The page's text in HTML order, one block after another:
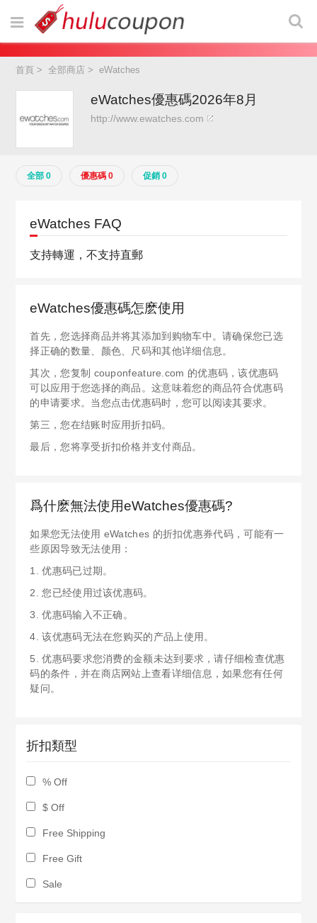
首頁 >全部商店 >eWatches
eWatches優惠碼2026年8月
http://www.ewatches.com
全部 0 優惠碼 0 促銷 0
eWatches FAQ
支持轉運，不支持直郵
eWatches優惠碼怎麽使用
首先，您选择商品并将其添加到购物车中。请确保您已选
择正确的数量、颜色、尺码和其他详细信息。
其次，您复制 couponfeature.com 的优惠码，该优惠码
可以应用于您选择的商品。这意味着您的商品符合优惠码
的申请要求。当您点击优惠码时，您可以阅读其要求。
第三，您在结账时应用折扣码。
最后，您将享受折扣价格并支付商品。
爲什麽無法使用eWatches優惠碼?
如果您无法使用 eWatches 的折扣优惠券代码，可能有一
些原因导致无法使用：
1. 优惠码已过期。
2. 您已经使用过该优惠码。
3. 优惠码输入不正确。
4. 该优惠码无法在您购买的产品上使用。
5. 优惠码要求您消费的金额未达到要求，请仔细检查优惠
码的条件，并在商店网站上查看详细信息，如果您有任何
疑问。
折扣類型
% Off
$ Off
Free Shipping
Free Gift
Sale